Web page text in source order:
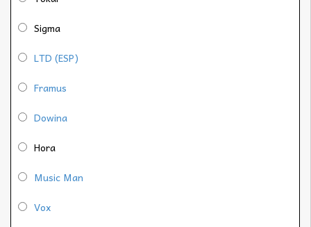
Sigma
LTD (ESP)
Framus
Dowina
Hora
Music Man
Vox